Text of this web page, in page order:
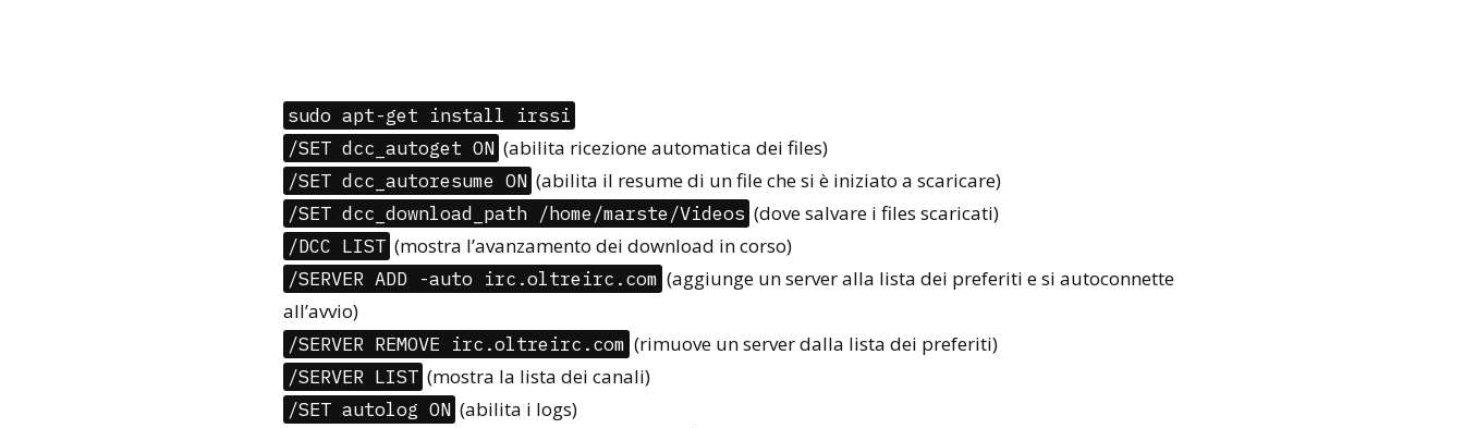
sudo apt-get install irssi
/SET dcc_autoget ON (abilita ricezione automatica dei files)
/SET dcc_autoresume ON (abilita il resume di un file che si è iniziato a scaricare)
/SET dcc_download_path /home/marste/Videos (dove salvare i files scaricati)
/DCC LIST (mostra l’avanzamento dei download in corso)
/SERVER ADD -auto irc.oltreirc.com (aggiunge un server alla lista dei preferiti e si autoconnette
all’avvio)
/SERVER REMOVE irc.oltreirc.com (rimuove un server dalla lista dei preferiti)
/SERVER LIST (mostra la lista dei canali)
/SET autolog ON (abilita i logs)